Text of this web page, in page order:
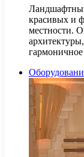
красивых и
местности.